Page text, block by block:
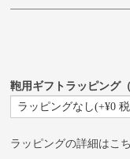
鞄用ギフトラッピング
ラッピングの詳細はこ